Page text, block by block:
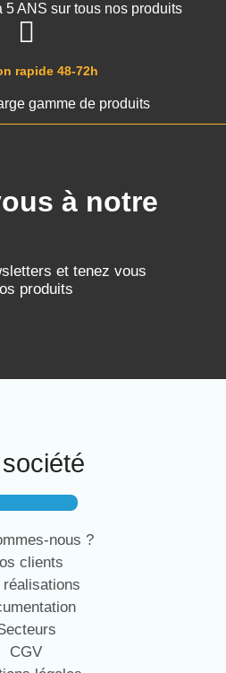
rapide 48-72h
gamme de produits
5 ANS sur tous nos produits
à notre
et tenez vous
produits
nous ?
clients
réalisations
CGV